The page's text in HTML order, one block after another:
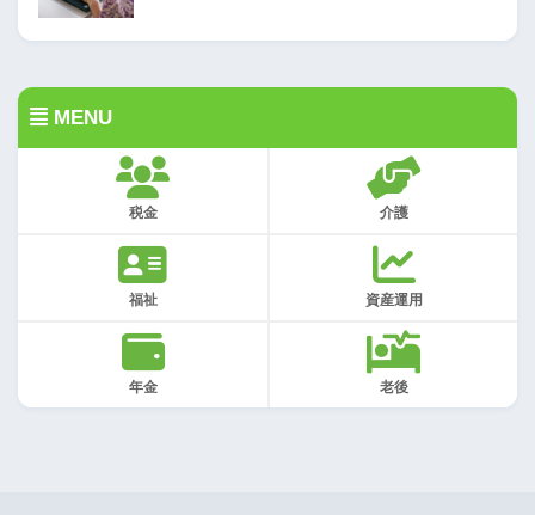
MENU
税金 介護
福祉 資産運用
年金 老後